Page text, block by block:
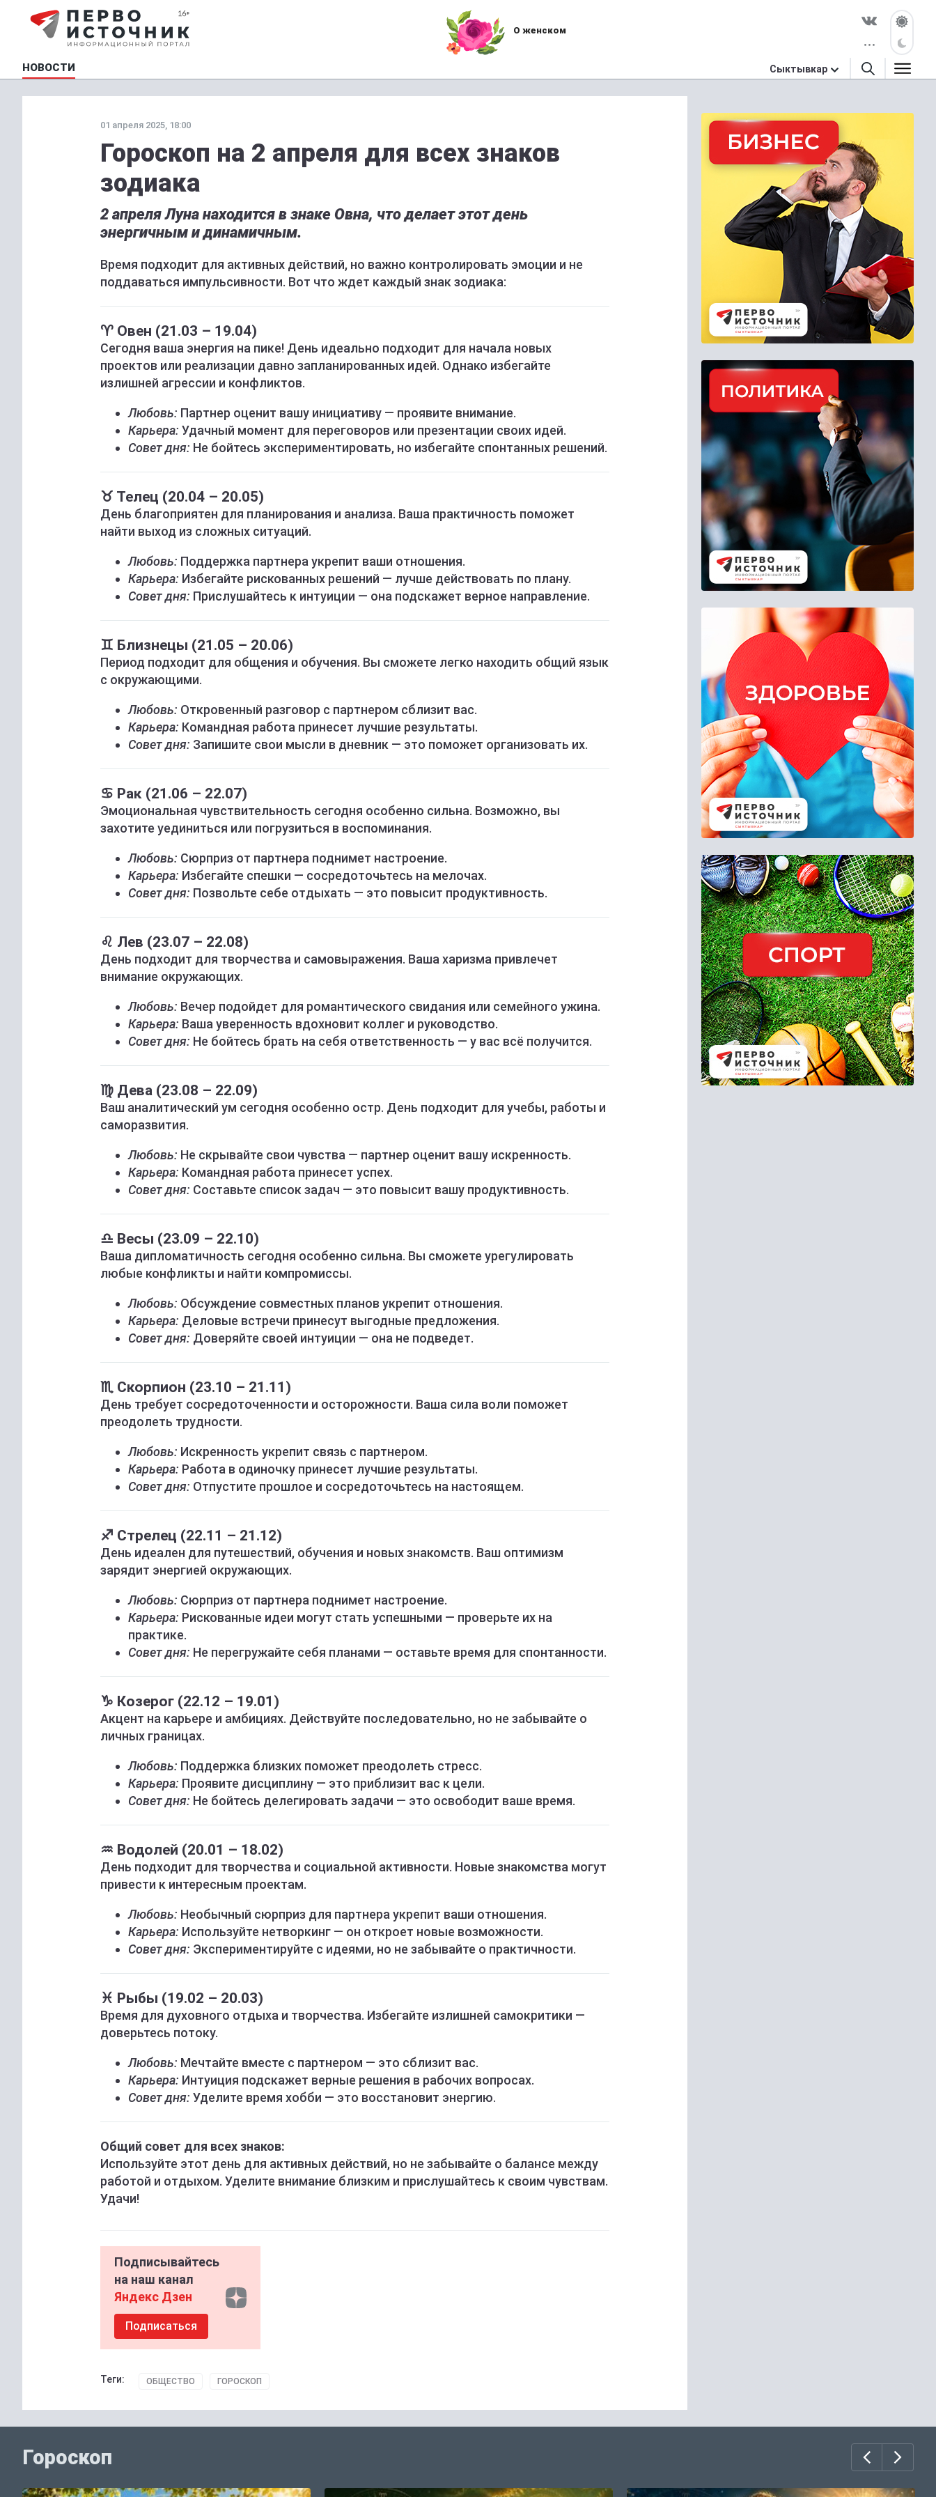
О женском
НОВОСТИ Сыктывкар
01 апреля 2025, 18:00
Гороскоп на 2 апреля для всех знаков
зодиака
2 апреля Луна находится в знаке Овна, что делает этот день
энергичным и динамичным.
Время подходит для активных действий, но важно контролировать эмоции и не
поддаваться импульсивности. Вот что ждет каждый знак зодиака:
♈ Овен (21.03 – 19.04)
Сегодня ваша энергия на пике! День идеально подходит для начала новых
проектов или реализации давно запланированных идей. Однако избегайте
излишней агрессии и конфликтов.
Любовь: Партнер оценит вашу инициативу — проявите внимание.
Карьера: Удачный момент для переговоров или презентации своих идей.
Совет дня: Не бойтесь экспериментировать, но избегайте спонтанных решений.
♉ Телец (20.04 – 20.05)
День благоприятен для планирования и анализа. Ваша практичность поможет
найти выход из сложных ситуаций.
Любовь: Поддержка партнера укрепит ваши отношения.
Карьера: Избегайте рискованных решений — лучше действовать по плану.
Совет дня: Прислушайтесь к интуиции — она подскажет верное направление.
♊ Близнецы (21.05 – 20.06)
Период подходит для общения и обучения. Вы сможете легко находить общий язык
с окружающими.
Любовь: Откровенный разговор с партнером сблизит вас.
Карьера: Командная работа принесет лучшие результаты.
Совет дня: Запишите свои мысли в дневник — это поможет организовать их.
♋ Рак (21.06 – 22.07)
Эмоциональная чувствительность сегодня особенно сильна. Возможно, вы
захотите уединиться или погрузиться в воспоминания.
Любовь: Сюрприз от партнера поднимет настроение.
Карьера: Избегайте спешки — сосредоточьтесь на мелочах.
Совет дня: Позвольте себе отдыхать — это повысит продуктивность.
♌ Лев (23.07 – 22.08)
День подходит для творчества и самовыражения. Ваша харизма привлечет
внимание окружающих.
Любовь: Вечер подойдет для романтического свидания или семейного ужина.
Карьера: Ваша уверенность вдохновит коллег и руководство.
Совет дня: Не бойтесь брать на себя ответственность — у вас всё получится.
♍ Дева (23.08 – 22.09)
Ваш аналитический ум сегодня особенно остр. День подходит для учебы, работы и
саморазвития.
Любовь: Не скрывайте свои чувства — партнер оценит вашу искренность.
Карьера: Командная работа принесет успех.
Совет дня: Составьте список задач — это повысит вашу продуктивность.
♎ Весы (23.09 – 22.10)
Ваша дипломатичность сегодня особенно сильна. Вы сможете урегулировать
любые конфликты и найти компромиссы.
Любовь: Обсуждение совместных планов укрепит отношения.
Карьера: Деловые встречи принесут выгодные предложения.
Совет дня: Доверяйте своей интуиции — она не подведет.
♏ Скорпион (23.10 – 21.11)
День требует сосредоточенности и осторожности. Ваша сила воли поможет
преодолеть трудности.
Любовь: Искренность укрепит связь с партнером.
Карьера: Работа в одиночку принесет лучшие результаты.
Совет дня: Отпустите прошлое и сосредоточьтесь на настоящем.
♐ Стрелец (22.11 – 21.12)
День идеален для путешествий, обучения и новых знакомств. Ваш оптимизм
зарядит энергией окружающих.
Любовь: Сюрприз от партнера поднимет настроение.
Карьера: Рискованные идеи могут стать успешными — проверьте их на
практике.
Совет дня: Не перегружайте себя планами — оставьте время для спонтанности.
♑ Козерог (22.12 – 19.01)
Акцент на карьере и амбициях. Действуйте последовательно, но не забывайте о
личных границах.
Любовь: Поддержка близких поможет преодолеть стресс.
Карьера: Проявите дисциплину — это приблизит вас к цели.
Совет дня: Не бойтесь делегировать задачи — это освободит ваше время.
♒ Водолей (20.01 – 18.02)
День подходит для творчества и социальной активности. Новые знакомства могут
привести к интересным проектам.
Любовь: Необычный сюрприз для партнера укрепит ваши отношения.
Карьера: Используйте нетворкинг — он откроет новые возможности.
Совет дня: Экспериментируйте с идеями, но не забывайте о практичности.
♓ Рыбы (19.02 – 20.03)
Время для духовного отдыха и творчества. Избегайте излишней самокритики —
доверьтесь потоку.
Любовь: Мечтайте вместе с партнером — это сблизит вас.
Карьера: Интуиция подскажет верные решения в рабочих вопросах.
Совет дня: Уделите время хобби — это восстановит энергию.
Общий совет для всех знаков:
Используйте этот день для активных действий, но не забывайте о балансе между
работой и отдыхом. Уделите внимание близким и прислушайтесь к своим чувствам.
Удачи!
Подписывайтесь
на наш канал
Яндекс Дзен
Подписаться
Теги: ОБЩЕСТВО ГОРОСКОП
Гороскоп